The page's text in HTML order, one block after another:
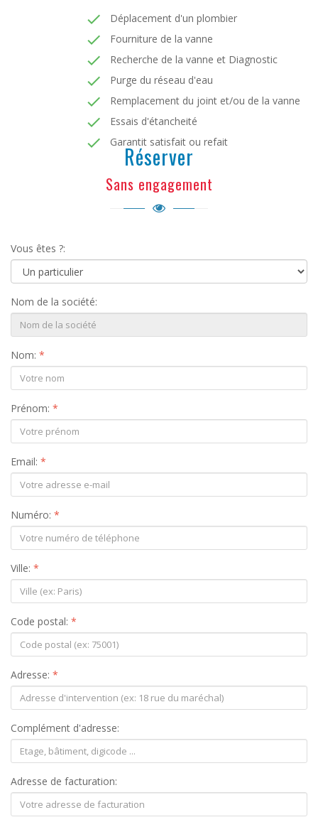
Déplacement d'un plombier
Fourniture de la vanne
Recherche de la vanne et Diagnostic
Purge du réseau d'eau
Remplacement du joint et/ou de la vanne
Essais d'étancheité
Garantit satisfait ou refait
Réserver
Sans engagement
Vous êtes ?:
Nom de la société:
Nom: *
Prénom: *
Email: *
Numéro: *
Ville: *
Code postal: *
Adresse: *
Complément d'adresse:
Adresse de facturation: